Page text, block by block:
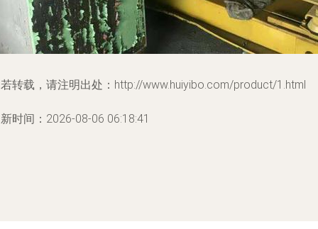
转载，请注明出处：http://www.huiyibo.com/product/1.html
时间：2026-08-06 06:18:41